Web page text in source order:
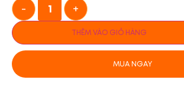
- +
THÊM VÀO GIỎ HÀNG
MUA NGAY